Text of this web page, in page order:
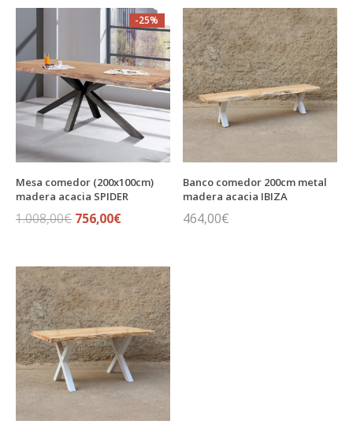
-25%
Mesa comedor (200x100cm)
madera acacia SPIDER
1.008,00€ El
era:
1.008,00€.
756,00€El
es:
756,00€.
Banco comedor 200cm metal
madera acacia IBIZA
464,00€